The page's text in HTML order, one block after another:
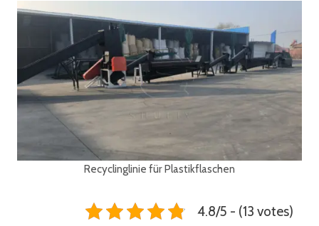
Recyclinglinie für Plastikflaschen
4.8/5 - (13 votes)